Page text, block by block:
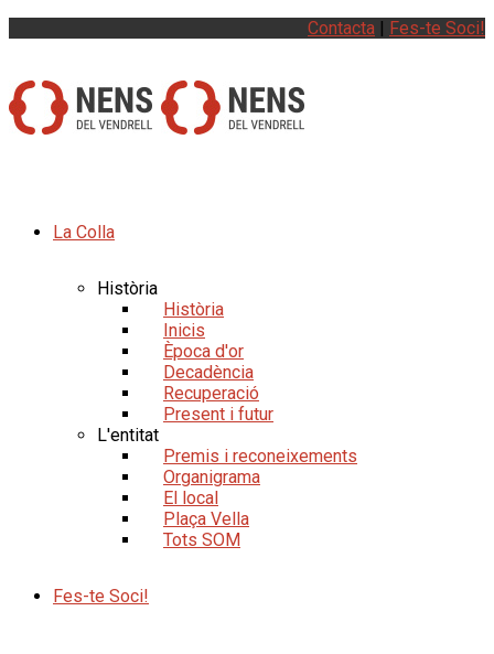
Contacta | Fes-te Soci!
La Colla
Història
Història
Inicis
Època d'or
Decadència
Recuperació
Present i futur
L'entitat
Premis i reconeixements
Organigrama
El local
Plaça Vella
Tots SOM
Fes-te Soci!